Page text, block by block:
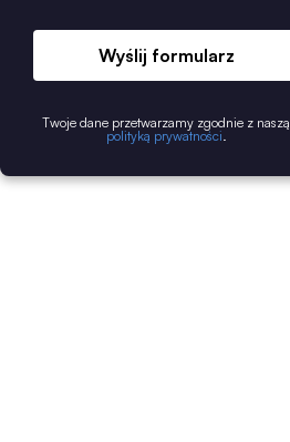
Wyślij formularz
Twoje dane przetwarzamy zgodnie z naszą
polityką prywatności